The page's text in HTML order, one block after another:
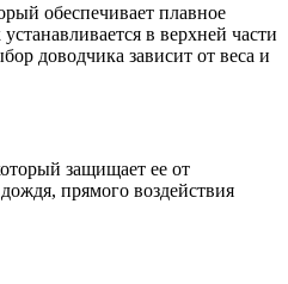
обеспечивает плавное
в верхней части
доводчика зависит от веса и
защищает ее от
прямого воздействия